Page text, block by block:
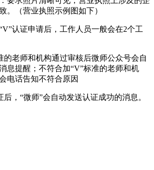
。（营业执照示例图如下）
认证申请后，工作人员一般会在2个工
的老师和机构通过审核后微师公众号会自
息提醒；不符合加“V”标准的老师和机
电话告知不符合原因
后，“微师”会自动发送认证成功的消息。